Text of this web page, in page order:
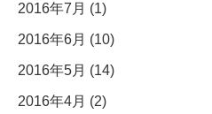
2016年7月 (1)
2016年6月 (10)
2016年5月 (14)
2016年4月 (2)